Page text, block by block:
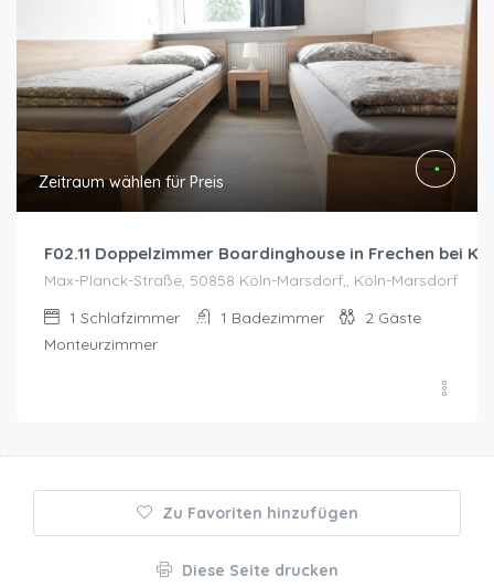
Zeitraum wählen für Preis
F02.11 Doppelzimmer Boardinghouse in Frechen bei
Max-Planck-Straße, 50858 Köln-Marsdorf,, Köln-Marsdorf
1 Schlafzimmer 1 Badezimmer 2 Gäste
Monteurzimmer
Zu Favoriten hinzufügen
Diese Seite drucken